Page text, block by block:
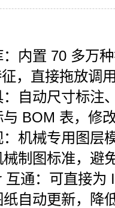
内置 70 多万
，直接拖放调
自动尺寸标注
BOM 表，修
机械专用图层
制图标准，避
互通：可直接为
自动更新，降